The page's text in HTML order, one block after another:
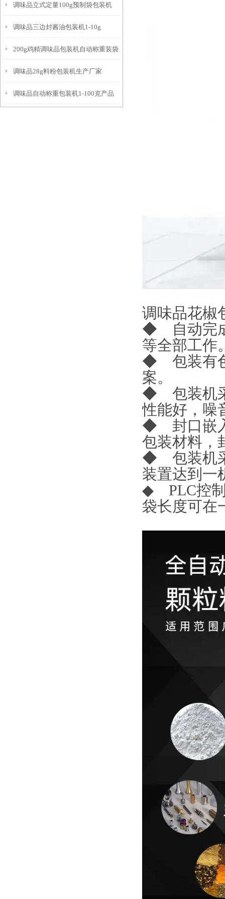
调味品立式定量100g预制袋包装机
调味品三边封酱油包装机1-10g
200g鸡精调味品包装机自动称重装袋
调味品28g料粉包装机生产厂家
调味品自动称重包装机1-100克产品
调味品花椒
◆ 自动完成
等全部工作
◆ 包装有色
案。
◆ 包装机采
性能好，噪
◆ 封口嵌入
包装材料，
◆ 包装机采
装置达到一
◆ PLC控制
袋长度可在